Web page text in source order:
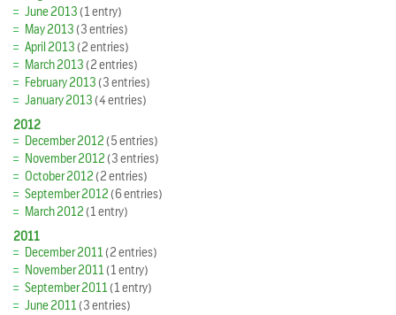
June 2013(1 entry)
May 2013(3 entries)
April 2013(2 entries)
March 2013(2 entries)
February 2013(3 entries)
January 2013(4 entries)
2012
December 2012(5 entries)
November 2012(3 entries)
October 2012(2 entries)
September 2012(6 entries)
March 2012(1 entry)
2011
December 2011(2 entries)
November 2011(1 entry)
September 2011(1 entry)
June 2011(3 entries)